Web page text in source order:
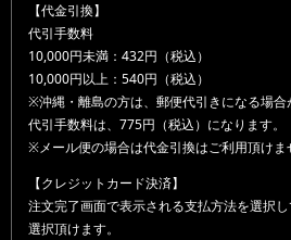
【代金引換】
代引手数料
10,000円未満：432円（税込）
10,000円以上：540円（税込）
※沖縄・離島の方は、郵便代引きになる場合
代引手数料は、775円（税込）になります。
※メール便の場合は代金引換はご利用頂けま
【クレジットカード決済】
注文完了画面で表示される支払方法を選択
選択頂けます。